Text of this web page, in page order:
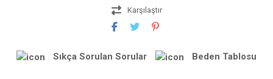
Karşılaştır
Sıkça Sorulan Sorular Beden Tablosu